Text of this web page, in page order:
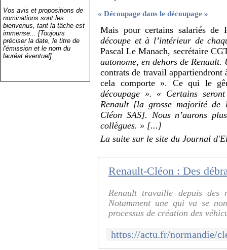
Vos avis et propositions de
nominations sont les
bienvenus, tant la tâche est
immense... [Toujours
préciser la date, le titre de
l'émission et le nom du
lauréat éventuel].
« Découpage dans le découpage »
Mais pour certains salariés de
découpe et à l’intérieur de
Pascal Le Manach, secrétaire
autonome, en dehors de Renault.
contrats de travail appartiendront
cela comporte ». Ce qui le
découpage ». « Certains seront
Renault [la grosse majorité de
Cléon SAS]. Nous n’aurons
collègues. » [...]
La suite sur le site du Journal
Renault-Cléon : Des
Renault travaille depuis
Notamment une qui va se
processus de création des